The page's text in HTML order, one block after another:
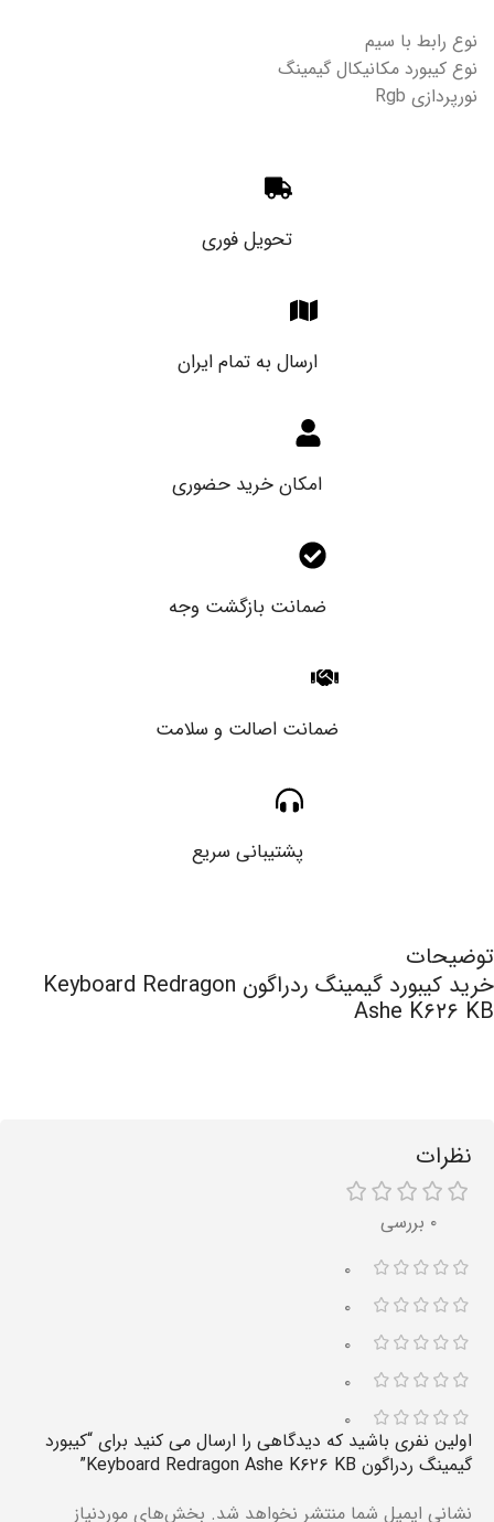
نوع رابط با سیم
نوع کیبورد مکانیکال گیمینگ
نورپردازی Rgb
تحویل فوری
ارسال به تمام ایران
امکان خرید حضوری
ضمانت بازگشت وجه
ضمانت اصالت و سلامت
پشتیبانی سریع
توضیحات
خرید کیبورد گیمینگ ردراگون Keyboard Redragon
Ashe K۶۲۶ KB
نظرات
۰ بررسی
۰
۰
۰
۰
۰
اولین نفری باشید که دیدگاهی را ارسال می کنید برای “کیبورد
گیمینگ ردراگون Keyboard Redragon Ashe K۶۲۶ KB”
نشانی ایمیل شما منتشر نخواهد شد. بخش‌های موردنیاز